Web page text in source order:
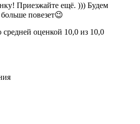
Приезжайте ещё. ))) Будем
повезет😉
оценкой 10,0 из 10,0